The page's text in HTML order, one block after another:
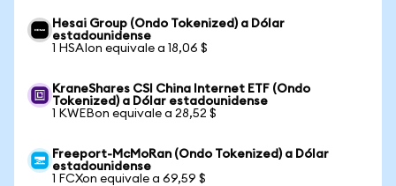
Hesai Group (Ondo Tokenized) a Dólar
estadounidense
1 HSAIon equivale a 18,06 $
KraneShares CSI China Internet ETF (Ondo
Tokenized) a Dólar estadounidense
1 KWEBon equivale a 28,52 $
Freeport-McMoRan (Ondo Tokenized) a Dólar
estadounidense
1 FCXon equivale a 69,59 $